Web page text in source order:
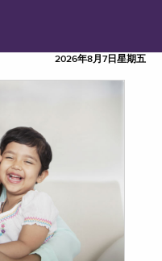
2026年8月7日星期五